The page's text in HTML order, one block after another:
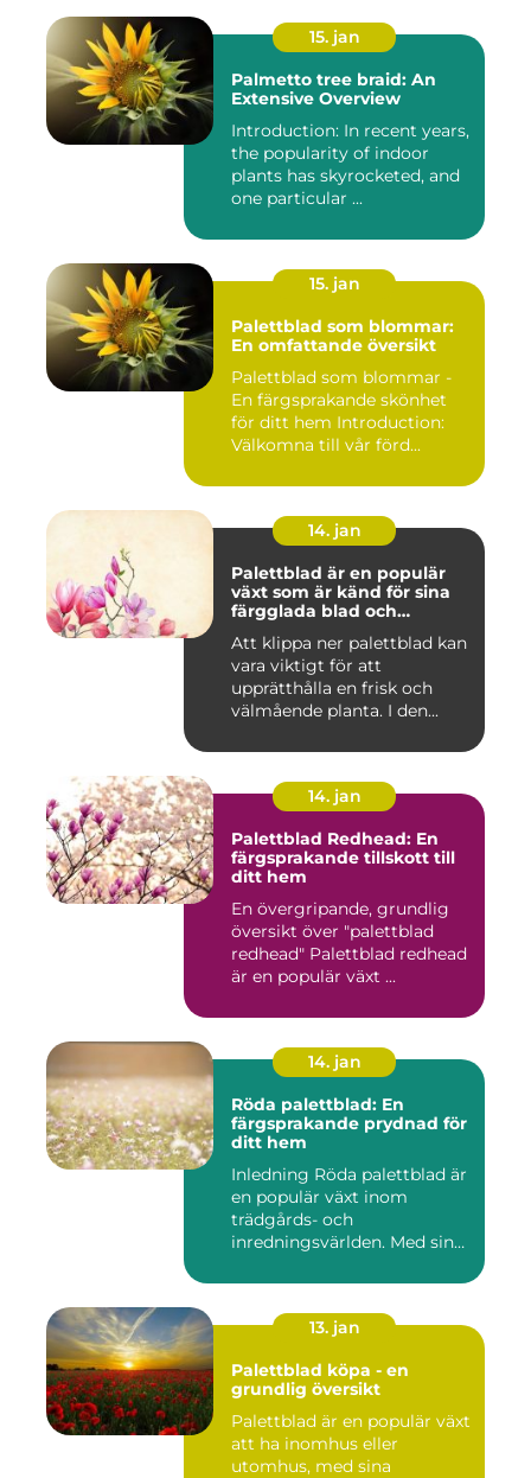
15. jan
Palmetto tree braid: An
Extensive Overview
Introduction: In recent years,
the popularity of indoor
plants has skyrocketed, and
one particular ...
15. jan
Palettblad som blommar:
En omfattande översikt
Palettblad som blommar -
En färgsprakande skönhet
för ditt hem Introduction:
Välkomna till vår förd...
14. jan
Palettblad är en populär
växt som är känd för sina
färgglada blad och
prydnadsväxt både
inomhus och utomhus
Att klippa ner palettblad kan
vara viktigt för att
upprätthålla en frisk och
välmående planta. I den...
14. jan
Palettblad Redhead: En
färgsprakande tillskott till
ditt hem
En övergripande, grundlig
översikt över "palettblad
redhead" Palettblad redhead
är en populär växt ...
14. jan
Röda palettblad: En
färgsprakande prydnad för
ditt hem
Inledning Röda palettblad är
en populär växt inom
trädgårds- och
inredningsvärlden. Med sina
13. jan
Palettblad köpa - en
grundlig översikt
Palettblad är en populär växt
att ha inomhus eller
utomhus, med sina